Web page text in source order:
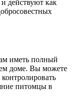
действуют как
иметь полный
доме. Вы можете
питомцы в